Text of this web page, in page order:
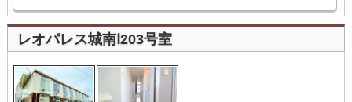
レオパレス城南Ⅰ203号室